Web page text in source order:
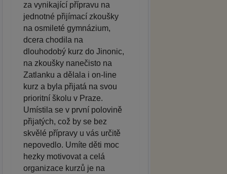
za vynikající přípravu na
jednotné přijímací zkoušky
na osmileté gymnázium,
dcera chodila na
dlouhodobý kurz do Jinonic,
na zkoušky nanečisto na
Zatlanku a dělala i on-line
kurz a byla přijatá na svou
prioritní školu v Praze.
Umístila se v první polovině
přijatých, což by se bez
skvělé přípravy u vás určitě
nepovedlo. Umíte děti moc
hezky motivovat a celá
organizace kurzů je na